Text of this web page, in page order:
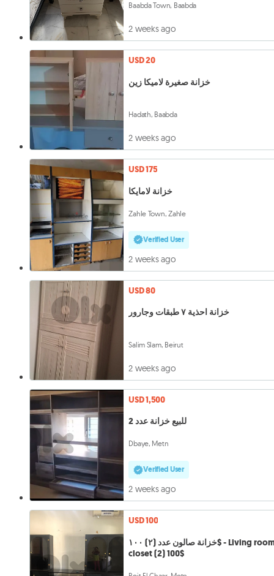
Baabda Town, Baabda
2 weeks ago
USD 20
خزانة صغيرة لاميكا زين
Hadath, Baabda
2 weeks ago
USD 175
خزانة لامايكا
Zahle Town, Zahle
Verified User
2 weeks ago
USD 80
خزانة احذية ٧ طبقات وجارور
Salim Slam, Beirut
2 weeks ago
USD 1,500
للبيع خزانة عدد 2
Dbaye, Metn
Verified User
2 weeks ago
USD 100
خزانة صالون عدد (٢) ١٠٠$ - Living room
closet (2) 100$